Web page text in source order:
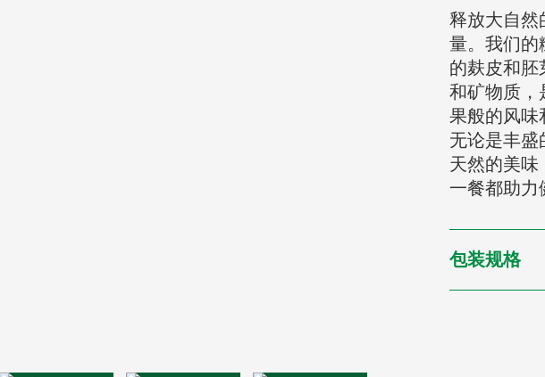
释放大自然
量。我们的
的麸皮和
和矿物质，
果般的风味
无论是丰
天然的美
一餐都助力
包装规格